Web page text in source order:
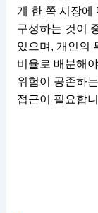
게 한 쪽 시장에
구성하는 것이
있으며, 개인의
비율로 배분해
위험이 공존하
접근이 필요합